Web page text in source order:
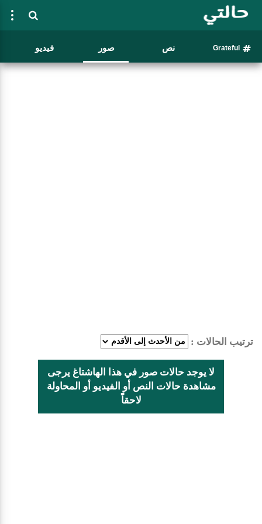
Grateful نص صور فيديو
ترتيب الحالات :
لا يوجد حالات صور في هذا الهاشتاغ يرجى
مشاهدة حالات النص أو الفيديو أو المحاولة
لاحقاًً